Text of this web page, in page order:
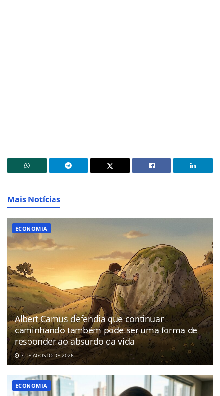
Mais Notícias
ECONOMIA
Albert Camus defendia que continuar
caminhando também pode ser uma forma de
responder ao absurdo da vida
7 DE AGOSTO DE 2026
ECONOMIA